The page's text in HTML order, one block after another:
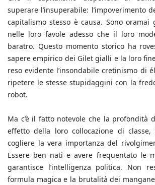
superare l’insuperabile: l’impoverimento
capitalismo stesso è causa. Sono
nelle loro favole adesso che il loro
baratro. Questo momento storico ha
sapere empirico dei Gilet gialli e la loro
reso evidente l’insondabile cretinismo di
ripetere le stesse stupidaggini con la
robot.
Ma c’è il fatto notevole che la profondità
effetto della loro collocazione di
cogliere la vera importanza del
Essere ben nati e avere frequentato le
garantisce l’intelligenza politica. Non
formula magica e la brutalità dei